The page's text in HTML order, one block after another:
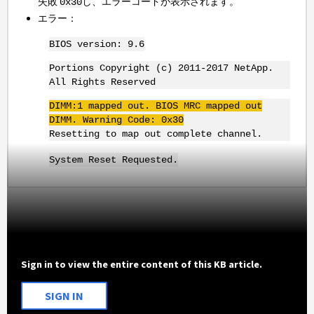
エラー：
BIOS version: 9.6
Portions Copyright (c) 2011-2017 NetApp.
All Rights Reserved
DIMM:1 mapped out. BIOS MRCmapped out
DIMM. Warning Code: 0x30
Resetting to map out complete channel.
System Reset Requested.
Sign in to view the entire content of this KB article.
SIGN IN